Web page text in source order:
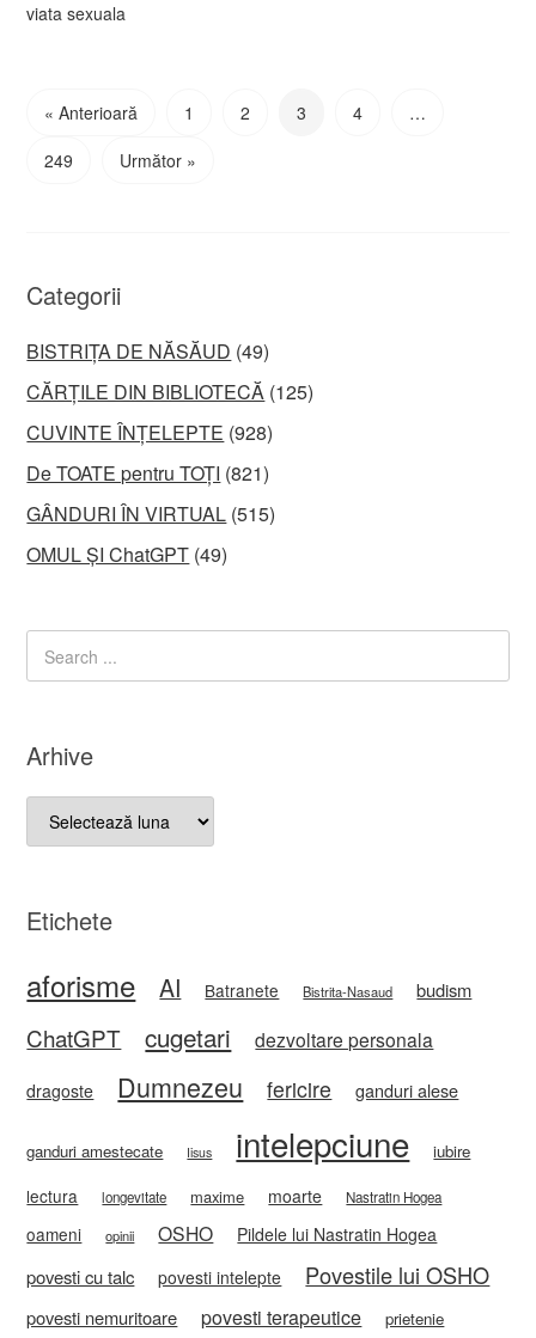
viata sexuala
« Anterioară 1 2 3 4
…
249
Următor »
Categorii
BISTRIȚA DE NĂSĂUD (49)
CĂRȚILE DIN BIBLIOTECĂ (125)
CUVINTE ÎNȚELEPTE (928)
De TOATE pentru TOȚI (821)
GÂNDURI ÎN VIRTUAL (515)
OMUL ȘI ChatGPT (49)
Arhive
Arhive
Etichete
aforisme AI Batranete Bistrita-Nasaud budism
ChatGPT cugetari dezvoltare personala
dragoste Dumnezeu fericire ganduri alese
ganduri amestecate Iisus intelepciune iubire
lectura longevitate maxime moarte Nastratin Hogea
oameni opinii OSHO Pildele lui Nastratin Hogea
povesti cu talc povesti intelepte Povestile lui OSHO
povesti nemuritoare povesti terapeutice prietenie